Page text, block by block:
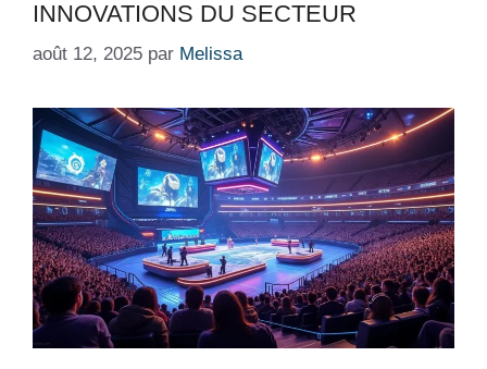
INNOVATIONS DU SECTEUR
août 12, 2025 par Melissa